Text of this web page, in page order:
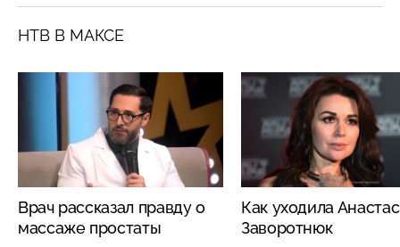
НТВ В МАКСЕ
Врач рассказал правду о
массаже простаты
Как уходила
Заворотнюк